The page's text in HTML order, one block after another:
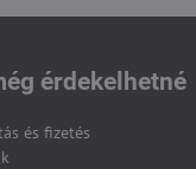
érdekelhetné
és fizetés